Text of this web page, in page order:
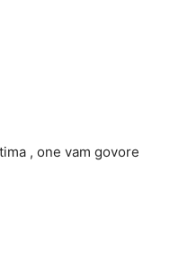
, one vam govore